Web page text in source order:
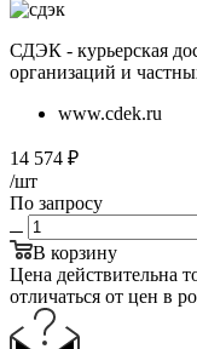
СДЭК - курьерская
организаций и
www.cdek.ru
14 574 ₽
/шт
По запросу
В корзину
Цена действительна
отличаться от цен в